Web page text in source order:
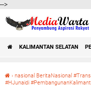
-->
KALIMANTAN SELATAN
› nasional BeritaNasional
#HJunaidi